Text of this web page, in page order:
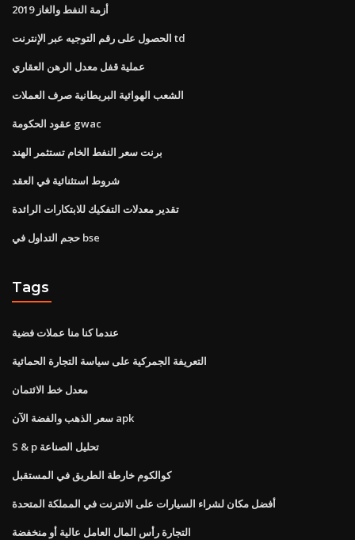
أزمة النفط والغاز 2019
الحصول على رقم التوجيه عبر الإنترنت td
عملية قفل معدل الرهن العقاري
الشعب الهوائية البريطانية صرف العملات
عقود الحكومة gwac
برنت سعر النفط الخام تستثمر الهند
شروط استثنائية في العقد
تقدير معدلات التفكيك للابتكارات الرائدة
حجم التداول في bse
Tags
عندما كنا منا عملات فضية
التعريفة الجمركية على سياسة التجارة الحمائية
معدل خط الائتمان
سعر الذهب والفضة الآن apk
S & p تحليل الصناعة
كوالكوم خارطة الطريق في المستقبل
أفضل مكان لشراء السيارات على الانترنت في المملكة المتحدة
التجارة رأس المال العامل عالية أو منخفضة